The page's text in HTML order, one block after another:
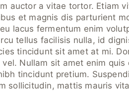
auctor a vitae tortor. Etiam
et magnis dis parturient
lacus fermentum enim
tellus facilisis nulla, id
tincidunt sit amet at mi.
Nullam sit amet enim quis
tincidunt pretium.
sollicitudin, mattis mauris